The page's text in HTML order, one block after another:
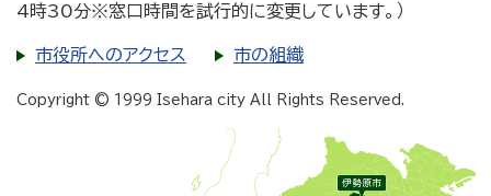
4時30分※窓口時間を試行的に変更しています。）
市役所へのアクセス 市の組織
Copyright © 1999 Isehara city All Rights Reserved.